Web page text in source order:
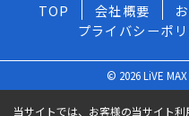
TOP 会社概要
プライバシーポ
© 2026 LiVE
当サイトでは、お客様の当サイト